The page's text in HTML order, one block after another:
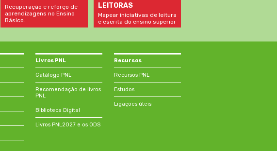
Recuperação e reforço de
aprendizagens no Ensino
Básico.
LEITORAS
Mapear iniciativas de leitura
e escrita do ensino superior
Livros PNL
Catálogo PNL
Recomendação de livros
PNL
Biblioteca Digital
Livros PNL2027 e os ODS
Recursos
Recursos PNL
Estudos
Ligações úteis